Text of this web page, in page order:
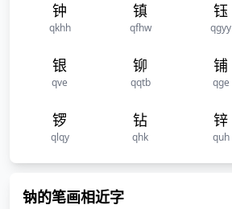
钟
qkhh
镇
qfhw
钰
qgyy
银
qve
铆
qqtb
铺
qge
锣
qlqy
钻
qhk
锌
quh
钠的笔画相近字